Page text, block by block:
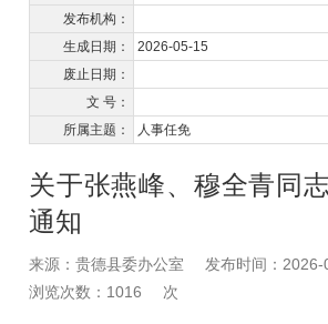
发布机构：
生成日期：
2026-05-15
废止日期：
文 号：
所属主题：
人事任免
关于张燕峰、穆全青同
通知
来源：贵德县委办公室
发布时间：2026-
浏览次数： 1016 次